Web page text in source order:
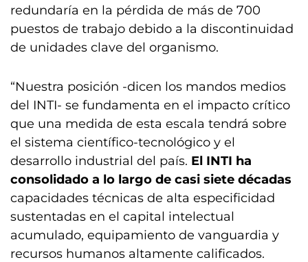
redundaría en la pérdida de más de 700
puestos de trabajo debido a la discontinuidad
de unidades clave del organismo.
“Nuestra posición -dicen los mandos medios
del INTI- se fundamenta en el impacto crítico
que una medida de esta escala tendrá sobre
el sistema científico-tecnológico y el
desarrollo industrial del país. El INTI ha
consolidado a lo largo de casi siete décadas
capacidades técnicas de alta especificidad
sustentadas en el capital intelectual
acumulado, equipamiento de vanguardia y
recursos humanos altamente calificados.